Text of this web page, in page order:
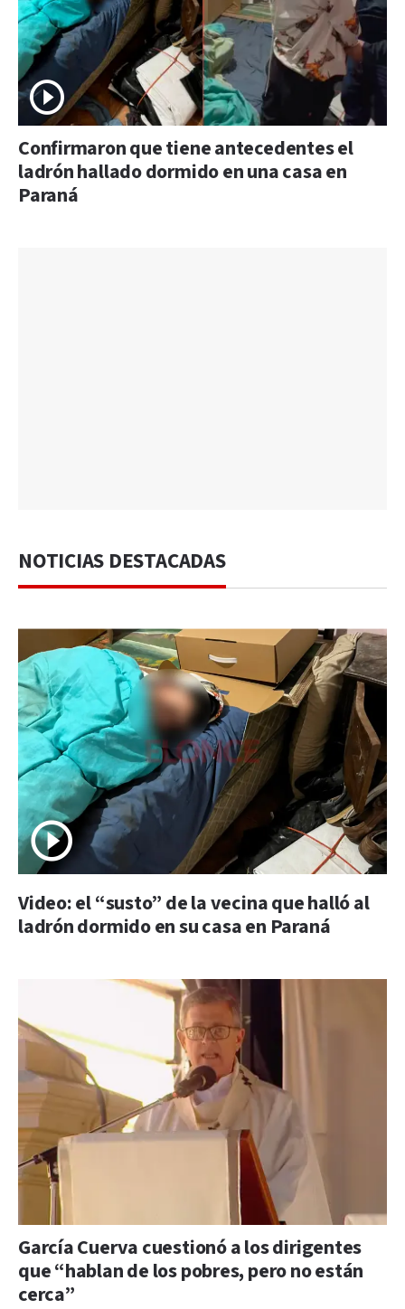
Confirmaron que tiene antecedentes el
ladrón hallado dormido en una casa en
Paraná
NOTICIAS DESTACADAS
Video: el “susto” de la vecina que halló al
ladrón dormido en su casa en Paraná
García Cuerva cuestionó a los dirigentes
que “hablan de los pobres, pero no están
cerca”